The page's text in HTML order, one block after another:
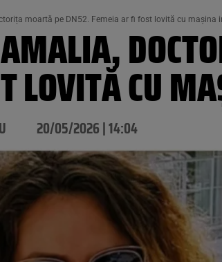
moartă pe DN52. Femeia ar fi fost lovită cu mașina
LOVITĂ CU
20/05/2026 | 14:04